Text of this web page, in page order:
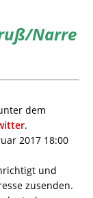
Narre
dem
.
2017 18:00
und
zusenden.